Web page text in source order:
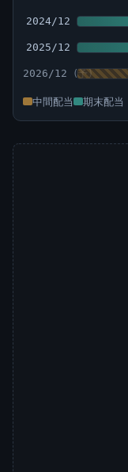
2024/12
2025/12
2026/12
中間配当 期末配当